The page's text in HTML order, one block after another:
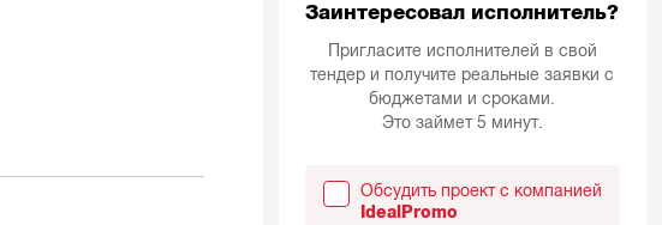
Заинтересовал исполнитель?
Пригласите исполнителей в свой
тендер и получите реальные заявки с
бюджетами и сроками.
Это займет 5 минут.
Обсудить проект с компанией
IdealPromo